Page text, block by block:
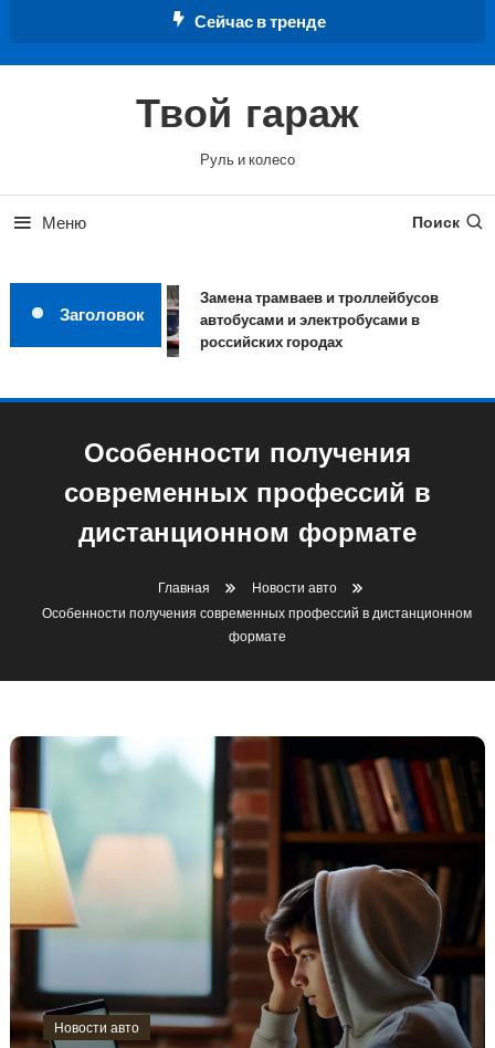
Сейчас в тренде
Твой гараж
Руль и колесо
Меню Поиск
Заголовок
Замена трамваев и троллейбусов
автобусами и электробусами в
российских городах
Особенности получения
современных профессий в
дистанционном формате
Главная
Новости авто
Особенности получения современных профессий в дистанционном
формате
Новости авто